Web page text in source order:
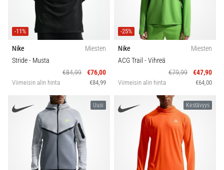
-11%
Nike
Miesten
Stride- Musta
€84,99
€76,00
Viimeisin alin hinta €84,99
-25%
Nike
Miesten
ACG Trail - Vihreä
€79,99
€47,90
Viimeisin alin hinta €64,00
Uusi Kestävyys